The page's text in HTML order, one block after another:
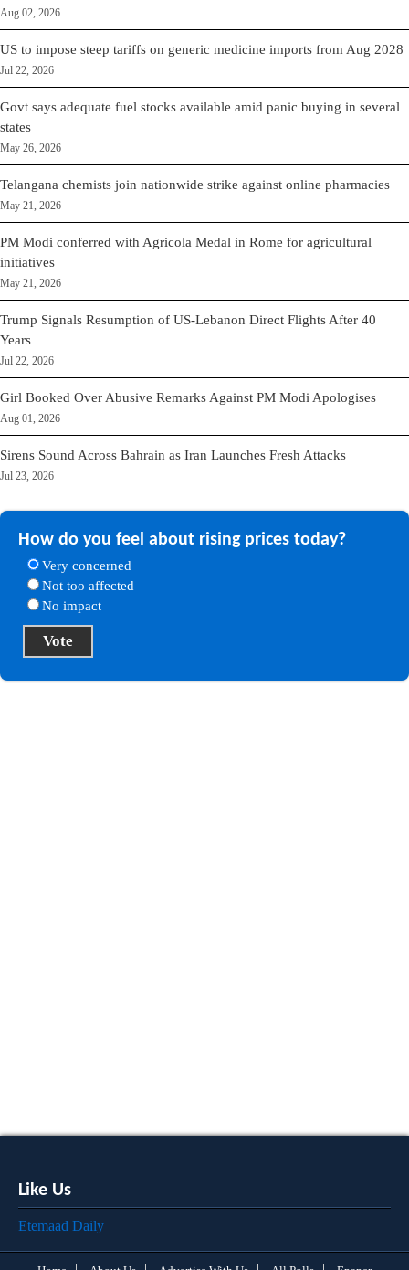
Aug 02, 2026
US to impose steep tariffs on generic medicine imports from Aug 2028
Jul 22, 2026
Govt says adequate fuel stocks available amid panic buying in several
states
May 26, 2026
Telangana chemists join nationwide strike against online pharmacies
May 21, 2026
PM Modi conferred with Agricola Medal in Rome for agricultural
initiatives
May 21, 2026
Trump Signals Resumption of US-Lebanon Direct Flights After 40
Years
Jul 22, 2026
Girl Booked Over Abusive Remarks Against PM Modi Apologises
Aug 01, 2026
Sirens Sound Across Bahrain as Iran Launches Fresh Attacks
Jul 23, 2026
How do you feel about rising prices today?
Very concerned
Not too affected
No impact
Like Us
Etemaad Daily